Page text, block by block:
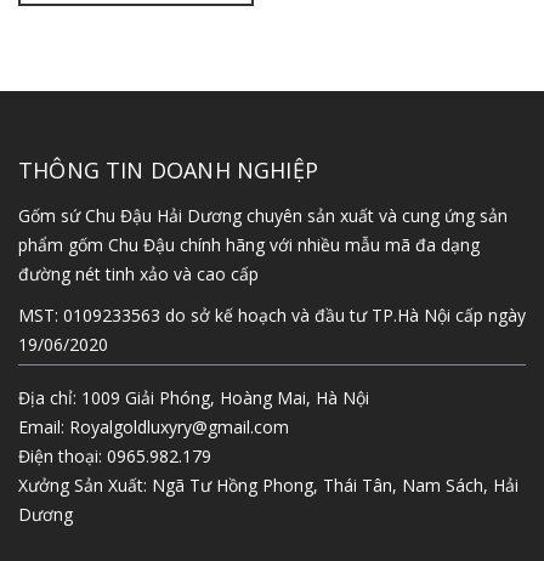
THÔNG TIN DOANH NGHIỆP
Gốm sứ Chu Đậu Hải Dương chuyên sản xuất và cung ứng sản
phẩm gốm Chu Đậu chính hãng với nhiều mẫu mã đa dạng
đường nét tinh xảo và cao cấp
MST: 0109233563 do sở kế hoạch và đầu tư TP.Hà Nội cấp ngày
19/06/2020
Địa chỉ: 1009 Giải Phóng, Hoàng Mai, Hà Nội
Email: Royalgoldluxyry@gmail.com
Điện thoại: 0965.982.179
Xưởng Sản Xuất: Ngã Tư Hồng Phong, Thái Tân, Nam Sách, Hải
Dương